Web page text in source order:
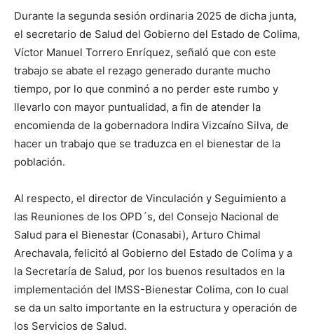
Durante la segunda sesión ordinaria 2025 de dicha junta,
el secretario de Salud del Gobierno del Estado de Colima,
Víctor Manuel Torrero Enríquez, señaló que con este
trabajo se abate el rezago generado durante mucho
tiempo, por lo que conminó a no perder este rumbo y
llevarlo con mayor puntualidad, a fin de atender la
encomienda de la gobernadora Indira Vizcaíno Silva, de
hacer un trabajo que se traduzca en el bienestar de la
población.
Al respecto, el director de Vinculación y Seguimiento a
las Reuniones de los OPD´s, del Consejo Nacional de
Salud para el Bienestar (Conasabi), Arturo Chimal
Arechavala, felicitó al Gobierno del Estado de Colima y a
la Secretaría de Salud, por los buenos resultados en la
implementación del IMSS-Bienestar Colima, con lo cual
se da un salto importante en la estructura y operación de
los Servicios de Salud.